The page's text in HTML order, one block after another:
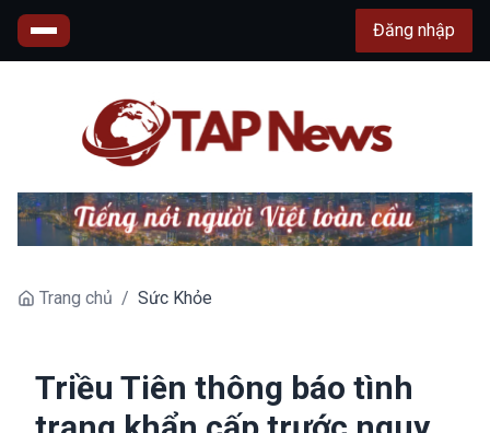
Đăng nhập
Trang chủ / Sức Khỏe
Triều Tiên thông báo tình